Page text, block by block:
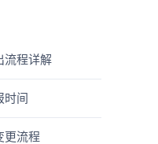
流程详解
时间
更流程